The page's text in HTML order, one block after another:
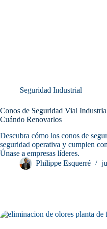
Seguridad Industrial
Conos de Seguridad Vial
Cuándo Renovarlos
Descubra cómo los conos de
seguridad operativa y cumplen
Únase a empresas líderes.
Philippe Esquerré